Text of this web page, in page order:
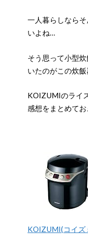
一人暮らしなら
いよね…
そう思って小型
いたのがこの炊飯
KOIZUMIのライ
感想をまとめてお
KOIZUMI(コイズ